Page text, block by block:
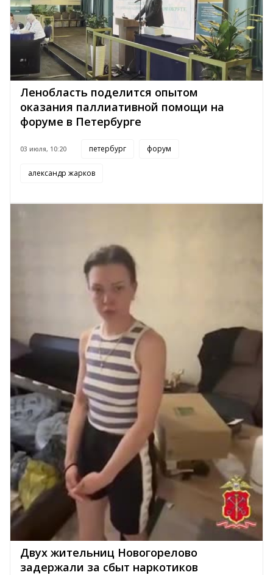
Ленобласть поделится опытом
оказания паллиативной помощи на
форуме в Петербурге
03 июля, 10:20 петербург форум
александр жарков
Двух жительниц Новогорелово
задержали за сбыт наркотиков